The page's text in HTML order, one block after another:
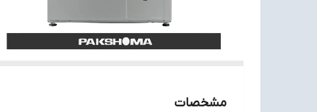
مشخصات